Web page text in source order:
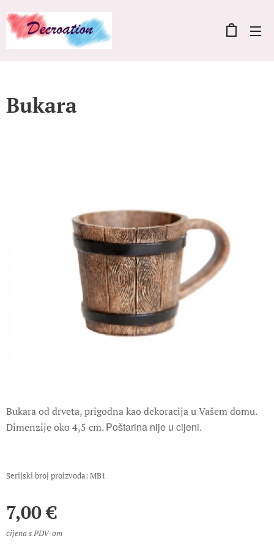
Bukara
Bukara od drveta, prigodna kao dekoracija u Vašem domu.
Dimenzije oko 4,5 cm.Poštarina nije u cijeni.
Serijski broj proizvoda: MB1
7,00€
cijena s PDV-om